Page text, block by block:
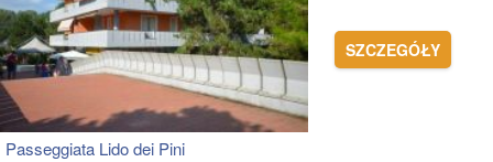
SZCZEGÓŁY
Passeggiata Lido dei Pini